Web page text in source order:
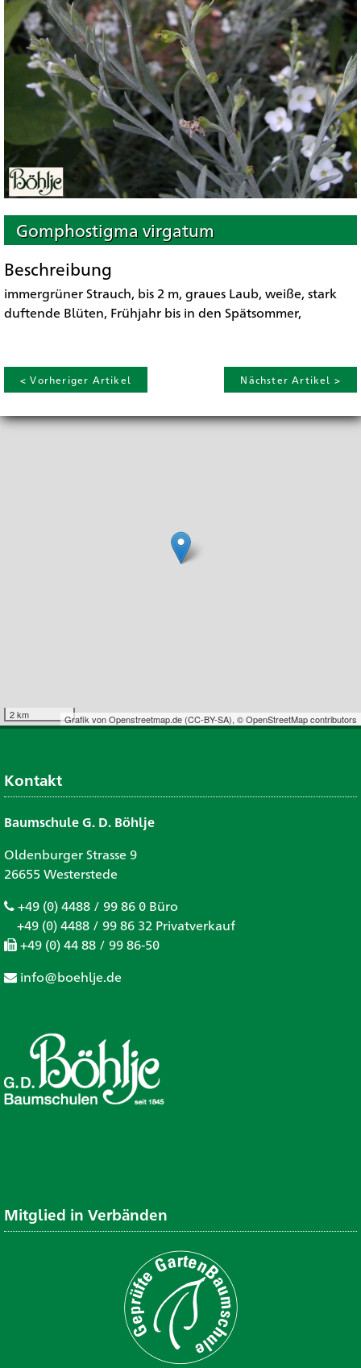
Gomphostigma virgatum
Beschreibung
immergrüner Strauch, bis 2 m, graues Laub, weiße, stark
duftende Blüten, Frühjahr bis in den Spätsommer,
< Vorheriger Artikel Nächster Artikel >
2 km Grafik vonOpenstreetmap.de (CC-BY-SA), © OpenStreetMap contributors
Kontakt
Baumschule G. D. Böhlje
Oldenburger Strasse 9
26655 Westerstede
+49 (0) 4488 / 99 86 0 Büro
+49 (0) 4488 / 99 86 32 Privatverkauf
+49 (0) 44 88 / 99 86-50
info@boehlje.de
Mitglied in Verbänden